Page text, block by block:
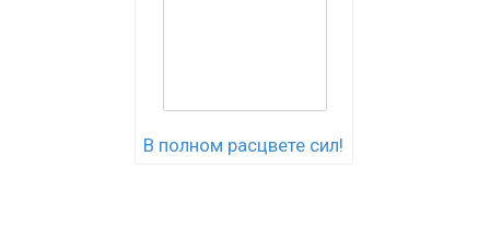
В полном расцвете сил!